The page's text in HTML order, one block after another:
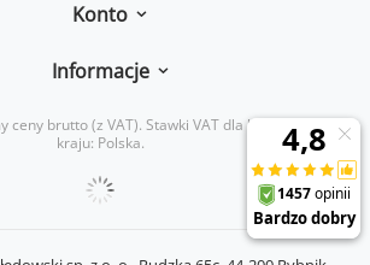
Konto
Informacje
ceny brutto (z VAT). Stawki VAT dla konsumentów z
kraju: Polska.